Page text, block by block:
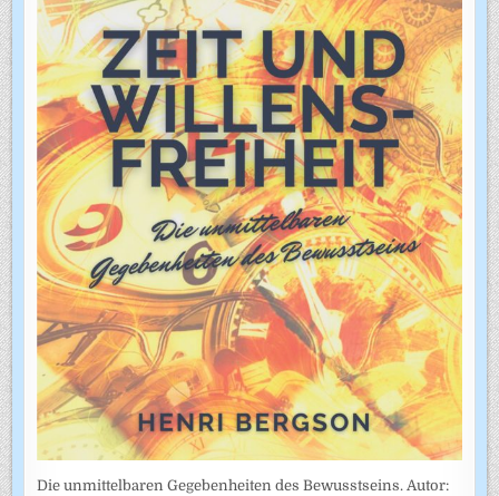
Die unmittelbaren Gegebenheiten des Bewusstseins. Autor: